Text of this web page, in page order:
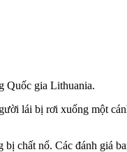
Quốc gia Lithuania.
lái bị rơi xuống một
chất nổ. Các đánh giá